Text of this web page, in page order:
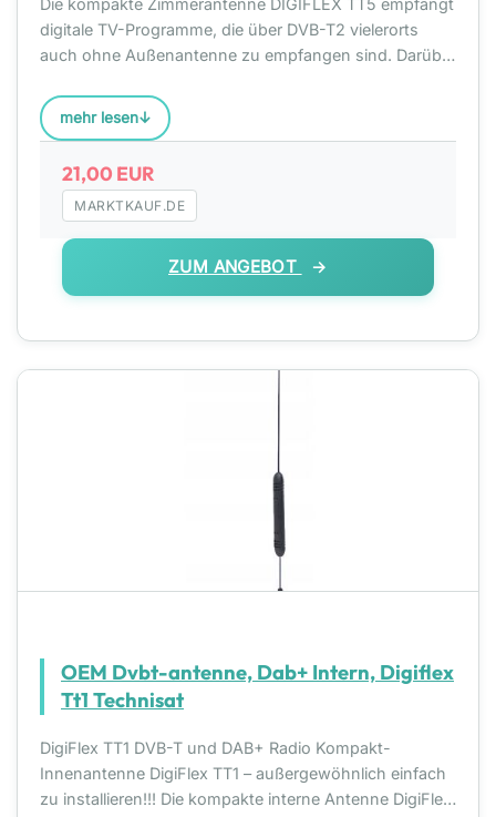
digitale TV-Programme, die über DVB-T2 vielerorts
auch ohne Außenantenne zu empfangen sind. Darüber
DAB+ Radio in bester Digitalqualität geeignet. Die aktiv
mehr lesen
21,00 EUR
MARKTKAUF.DE
ZUM ANGEBOT
OEM Dvbt-antenne, Dab+ Intern, Digiflex
Tt1 Technisat
DigiFlex TT1 DVB-T und DAB+ Radio Kompakt-
Innenantenne DigiFlex TT1 – außergewöhnlich einfach
zu installieren!!! Die kompakte interne Antenne DigiFlex